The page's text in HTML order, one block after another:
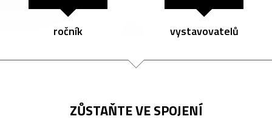
ročník vystavovatelů
ZŮSTAŇTE VE SPOJENÍ